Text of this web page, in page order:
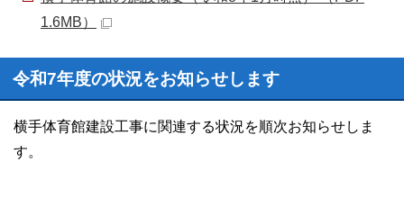
1.6MB）
令和7年度の状況をお知らせします
横手体育館建設工事に関連する状況を順次お知らせしま
す。